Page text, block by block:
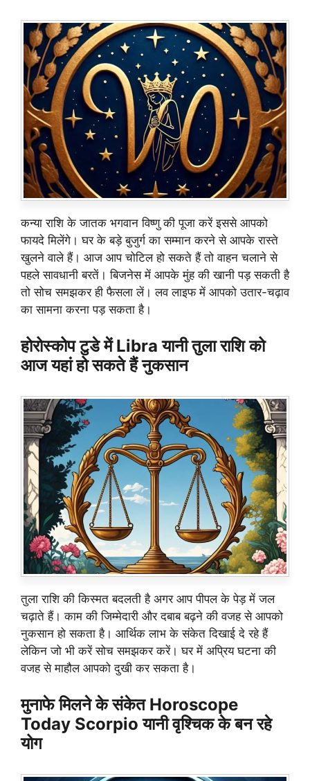
कन्या राशि के जातक भगवान विष्णु की पूजा करें इससे आपको
फायदे मिलेंगे। घर के बड़े बुजुर्ग का सम्मान करने से आपके रास्ते
खुलने वाले हैं। आज आप चोटिल हो सकते हैं तो वाहन चलाने से
पहले सावधानी बरतें। बिजनेस में आपके मुंह की खानी पड़ सकती है
तो सोच समझकर ही फैसला लें। लव लाइफ में आपको उतार-चढ़ाव
का सामना करना पड़ सकता है।
होरोस्कोप टुडे में Libra यानी तुला राशि को
आज यहां हो सकते हैं नुकसान
तुला राशि की किस्मत बदलती है अगर आप पीपल के पेड़ में जल
चढ़ाते हैं। काम की जिम्मेदारी और दबाब बढ़ने की वजह से आपको
नुकसान हो सकता है। आर्थिक लाभ के संकेत दिखाई दे रहे हैं
लेकिन जो भी करें सोच समझकर करें। घर में अप्रिय घटना की
वजह से माहौल आपको दुखी कर सकता है।
मुनाफे मिलने के संकेत Horoscope
Today Scorpio यानी वृश्चिक के बन रहे
योग